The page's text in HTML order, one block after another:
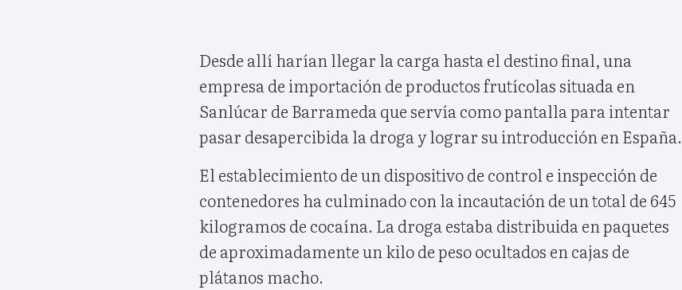
Desde allí harían llegar la carga hasta el destino final, una
empresa de importación de productos frutícolas situada en
Sanlúcar de Barrameda que servía como pantalla para intentar
pasar desapercibida la droga y lograr su introducción en España.
El establecimiento de un dispositivo de control e inspección de
contenedores ha culminado con la incautación de un total de 645
kilogramos de cocaína. La droga estaba distribuida en paquetes
de aproximadamente un kilo de peso ocultados en cajas de
plátanos macho.